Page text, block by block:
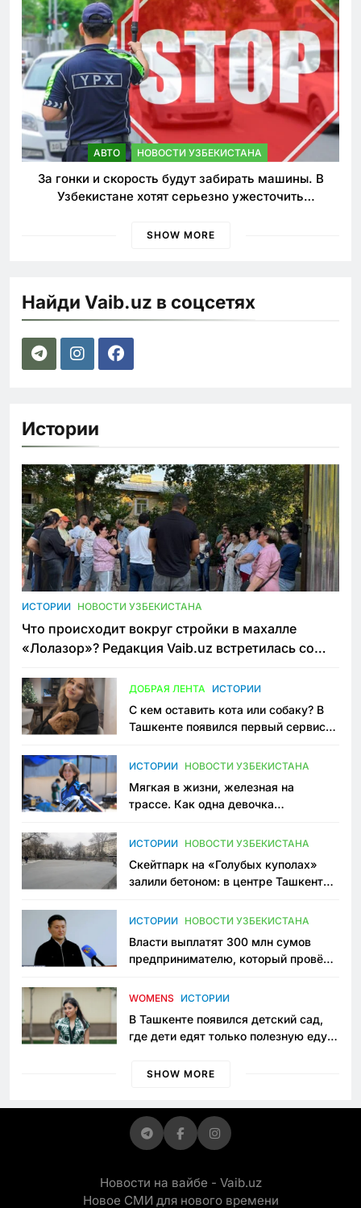
АВТО НОВОСТИ УЗБЕКИСТАНА
За гонки и скорость будут забирать машины. В
Узбекистане хотят серьезно ужесточить
SHOW MORE
Найди Vaib.uz в соцсетях
Истории
ИСТОРИИ НОВОСТИ УЗБЕКИСТАНА
Что происходит вокруг стройки в махалле
«Лолазор»? Редакция Vaib.uz встретилась со
ДОБРАЯ ЛЕНТА ИСТОРИИ
С кем оставить кота или собаку? В
Ташкенте появился первый сервис
ИСТОРИИ НОВОСТИ УЗБЕКИСТАНА
Мягкая в жизни, железная на
трассе. Как одна девочка
Узбекистане
ИСТОРИИ НОВОСТИ УЗБЕКИСТАНА
Скейтпарк на «Голубых куполах»
залили бетоном: в центре Ташкента
пространство
ИСТОРИИ НОВОСТИ УЗБЕКИСТАНА
Власти выплатят 300 млн сумов
предпринимателю, который провёл
приговору
WOMENS ИСТОРИИ
В Ташкенте появился детский сад,
где дети едят только полезную еду.
просить «кашу без сахара»
SHOW MORE
Новости на вайбе - Vaib.uz
Новое СМИ для нового времени